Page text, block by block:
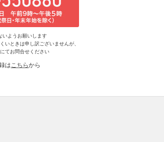
いようお願いします
いときは申し訳ございませんが、
てお問合せください
はこちらから